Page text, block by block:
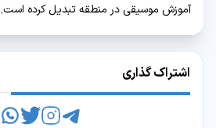
آموزش موسیقی در منطقه تبدیل کرده است.
اشتراک گذاری